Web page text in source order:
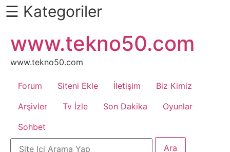
Daha
Fazlası
İçin
Kaydır
Android
Apk
☰ Kategoriler
atla
www.tekno50.com
www.tekno50.com
Forum Siteni Ekle İletişim
Biz Kimiz
Arşivler
Tv İzle Son Dakika
Oyunlar
Sohbet